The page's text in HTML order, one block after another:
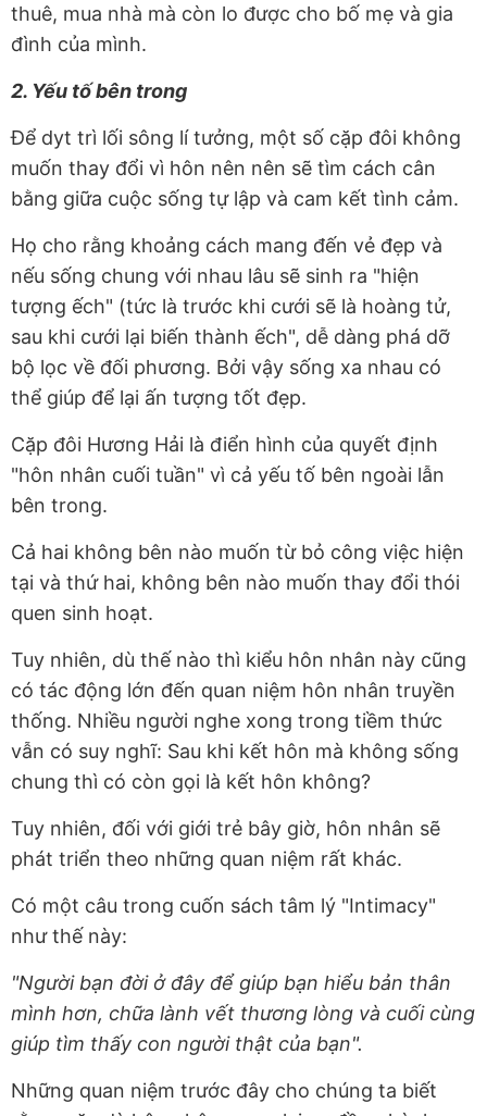
thuê, mua nhà mà còn lo được cho bố mẹ và gia
đình của mình.
2. Yếu tố bên trong
Để dyt trì lối sông lí tưởng, một số cặp đôi không
muốn thay đổi vì hôn nên nên sẽ tìm cách cân
bằng giữa cuộc sống tự lập và cam kết tình cảm.
Họ cho rằng khoảng cách mang đến vẻ đẹp và
nếu sống chung với nhau lâu sẽ sinh ra "hiện
tượng ếch" (tức là trước khi cưới sẽ là hoàng tử,
sau khi cưới lại biến thành ếch", dễ dàng phá dỡ
bộ lọc về đối phương. Bởi vậy sống xa nhau có
thể giúp để lại ấn tượng tốt đẹp.
Cặp đôi Hương Hải là điển hình của quyết định
"hôn nhân cuối tuần" vì cả yếu tố bên ngoài lẫn
bên trong.
Cả hai không bên nào muốn từ bỏ công việc hiện
tại và thứ hai, không bên nào muốn thay đổi thói
quen sinh hoạt.
Tuy nhiên, dù thế nào thì kiểu hôn nhân này cũng
có tác động lớn đến quan niệm hôn nhân truyền
thống. Nhiều người nghe xong trong tiềm thức
vẫn có suy nghĩ: Sau khi kết hôn mà không sống
chung thì có còn gọi là kết hôn không?
Tuy nhiên, đối với giới trẻ bây giờ, hôn nhân sẽ
phát triển theo những quan niệm rất khác.
Có một câu trong cuốn sách tâm lý "Intimacy"
như thế này:
"Người bạn đời ở đây để giúp bạn hiểu bản thân
mình hơn, chữa lành vết thương lòng và cuối cùng
giúp tìm thấy con người thật của bạn".
Những quan niệm trước đây cho chúng ta biết